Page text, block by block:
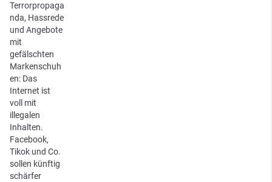
Terrorpropaga
nda, Hassrede
und Angebote
mit
gefälschten
Markenschuh
en: Das
Internet ist
voll mit
illegalen
Inhalten.
Facebook,
Tikok und Co.
sollen künftig
schärfer